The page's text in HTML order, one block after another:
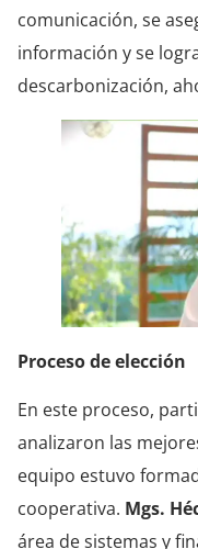
comunicación, se
información y se
descarbonización,
Proceso de elección
En este proceso,
analizaron las
equipo estuvo
cooperativa. Mgs.
área de sistemas y